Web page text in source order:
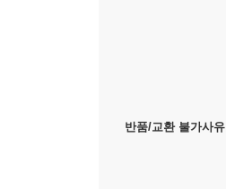
반품/교환 불가사유